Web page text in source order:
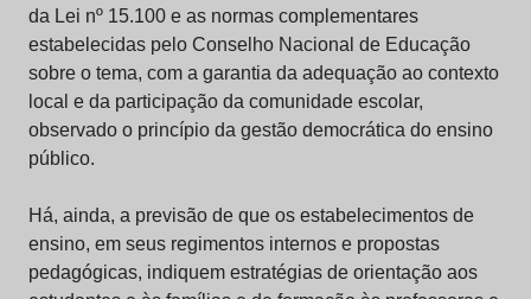
da Lei nº 15.100 e as normas complementares
estabelecidas pelo Conselho Nacional de Educação
sobre o tema, com a garantia da adequação ao contexto
local e da participação da comunidade escolar,
observado o princípio da gestão democrática do ensino
público.
Há, ainda, a previsão de que os estabelecimentos de
ensino, em seus regimentos internos e propostas
pedagógicas, indiquem estratégias de orientação aos